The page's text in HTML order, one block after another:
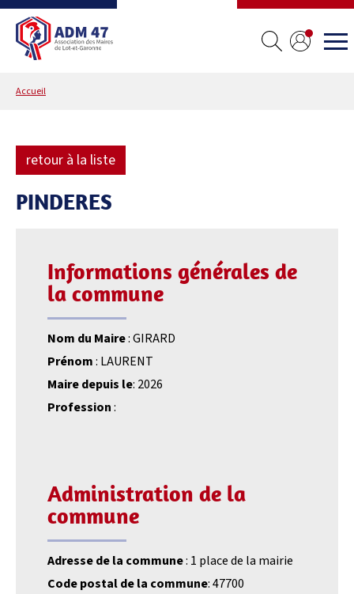
Accueil
retour à la liste
PINDERES
Informations générales de
la commune
Nom du Maire: GIRARD
Prénom: LAURENT
Maire depuis le: 2026
Profession:
Administration de la
commune
Adresse de la commune: 1 place de la mairie
Code postal de la commune: 47700